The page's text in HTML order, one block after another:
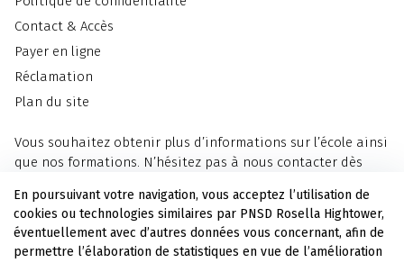
Contact & Accès
Payer en ligne
Réclamation
Plan du site
Vous souhaitez obtenir plus d’informations sur l’école ainsi
que nos formations. N’hésitez pas à nous contacter dès
Nous contacter
En poursuivant votre navigation, vous acceptez l’utilisation de
cookies ou technologies similaires par PNSD Rosella Hightower,
éventuellement avec d’autres données vous concernant, afin de
permettre l’élaboration de statistiques en vue de l’amélioration